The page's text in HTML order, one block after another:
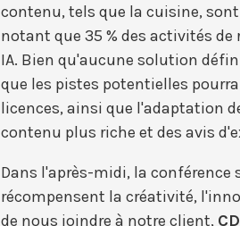
contenu, tels que la cuisine,
notant que 35 % des activités
IA. Bien qu'aucune solution
que les pistes potentielles
licences, ainsi que l'adaptation
contenu plus riche et des avis
Dans l'après-midi, la conférence
récompensent la créativité,
de nous joindre à notre client,